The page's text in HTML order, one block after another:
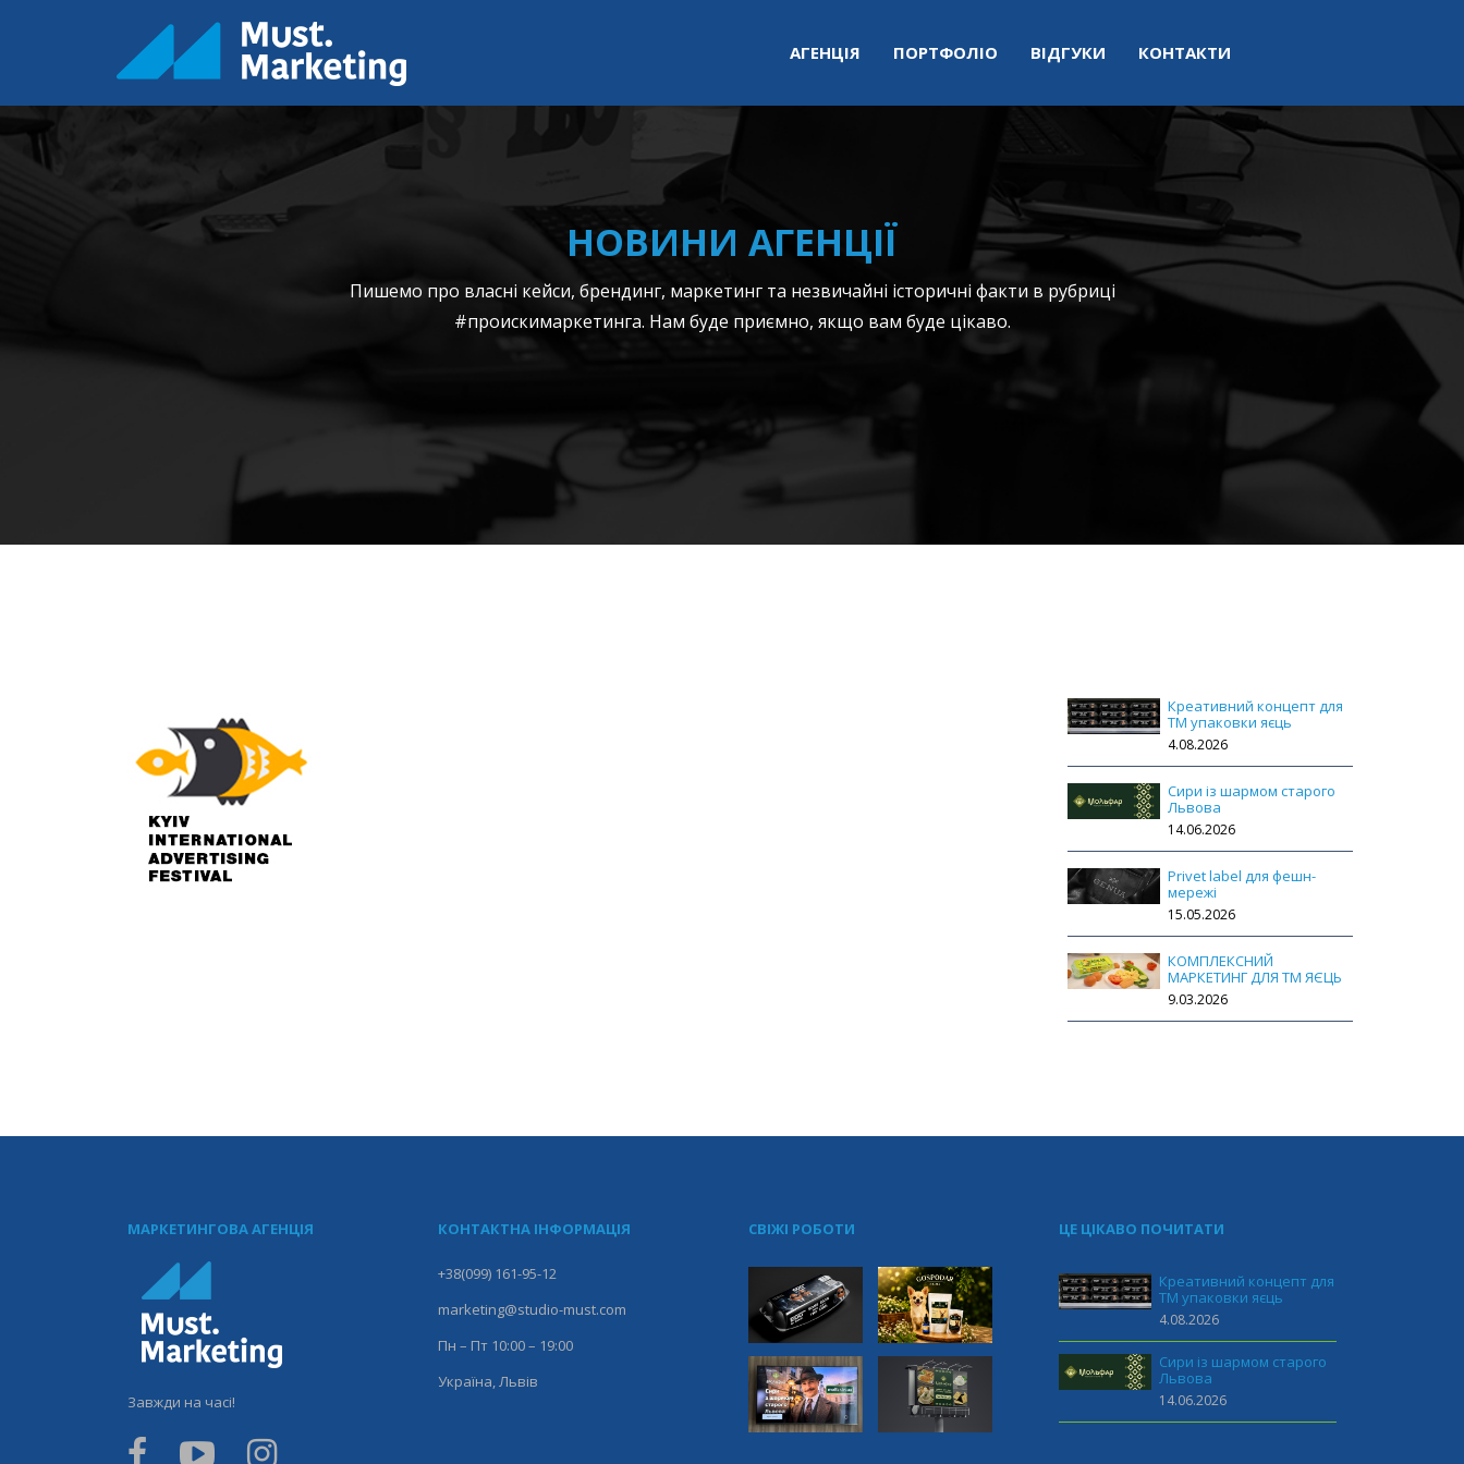
АГЕНЦІЯ ПОРТФОЛІО ВІДГУКИ КОНТАКТИ
НОВИНИ АГЕНЦІЇ
Пишемо про власні кейси, брендинг, маркетинг та незвичайні історичні факти в рубриці
#проискимаркетинга. Нам буде приємно, якщо вам буде цікаво.
Креативний концепт для
ТМ упаковки яєць
4.08.2026
Сири із шармом старого
Львова
14.06.2026
Privet label для фешн-
мережі
15.05.2026
КОМПЛЕКСНИЙ
МАРКЕТИНГ ДЛЯ ТМ ЯЄЦЬ
9.03.2026
МАРКЕТИНГОВА АГЕНЦІЯ
Завжди на часі!
КОНТАКТНА ІНФОРМАЦІЯ
+38(099) 161-95-12
marketing@studio-must.com
Пн – Пт 10:00 – 19:00
Україна, Львів
СВІЖІ РОБОТИ ЦЕ ЦІКАВО ПОЧИТАТИ
Креативний концепт для
ТМ упаковки яєць
4.08.2026
Сири із шармом старого
Львова
14.06.2026